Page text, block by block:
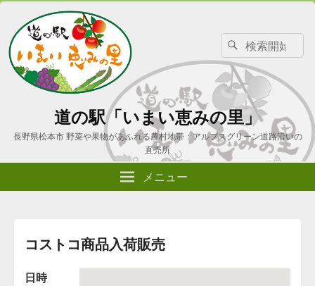
道の駅「いまい恵みの里」
長野県松本市 野菜や果物があふれる農村地帯：アルプスグリーン道路沿いの
直売所
検
索
対
象:
検
索
メニュー
コストコ商品入荷販売
日時